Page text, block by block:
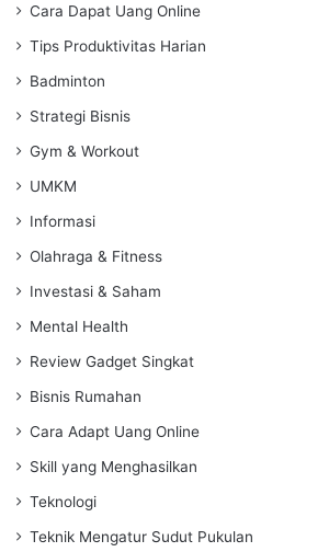
Cara Dapat Uang Online
Tips Produktivitas Harian
Badminton
Strategi Bisnis
Gym & Workout
UMKM
Informasi
Olahraga & Fitness
Investasi & Saham
Mental Health
Review Gadget Singkat
Bisnis Rumahan
Cara Adapt Uang Online
Skill yang Menghasilkan
Teknologi
Teknik Mengatur Sudut Pukulan